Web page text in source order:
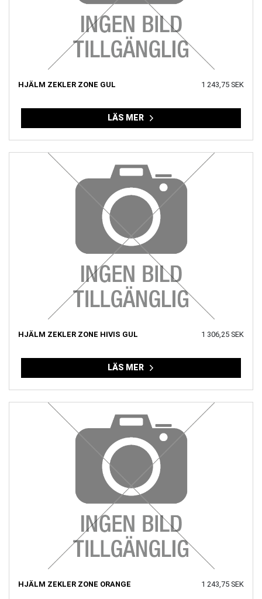
HJÄLM ZEKLER ZONE GUL 1 243,75 SEK
LÄS MER
HJÄLM ZEKLER ZONE HIVIS GUL 1 306,25 SEK
LÄS MER
HJÄLM ZEKLER ZONE ORANGE 1 243,75 SEK